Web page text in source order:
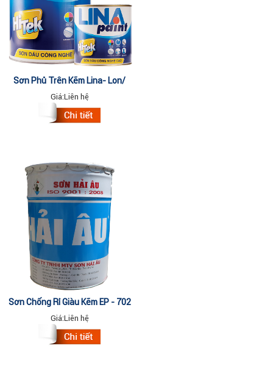
Sơn Phủ Trên Kẽm Lina- Lon/
800gr
Giá:Liên hệ
Sơn Chống Rỉ Giàu Kẽm EP - 702
(15 Lit)
Giá:Liên hệ